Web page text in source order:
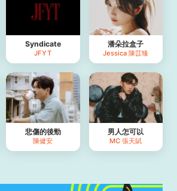
Syndicate
JFYT
潘朵拉盒子
Jessica 陳苡臻
悲傷的後勁
陳健安
男人怎可以
MC 張天賦